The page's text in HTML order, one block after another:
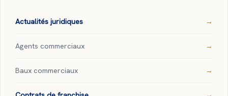
Actualités juridiques
Agents commerciaux
Baux commerciaux